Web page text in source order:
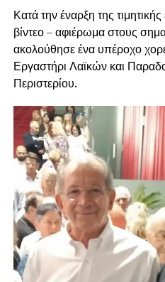
Κατά την έναρξη της
βίντεο – αφιέρωμα στους
ακολούθησε ένα υπέροχο
Εργαστήρι Λαϊκών και
Περιστερίου.